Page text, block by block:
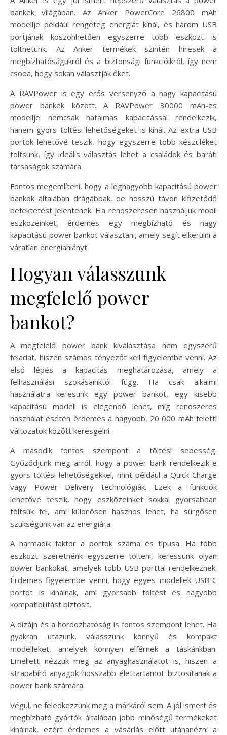
bankek világában. Az Anker PowerCore 26800 mAh
modellje például rengeteg energiát kínál, és három USB
portjának köszönhetően egyszerre több eszközt is
tölthetünk. Az Anker termékek szintén híresek a
megbízhatóságukról és a biztonsági funkcióikról, így nem
csoda, hogy sokan választják őket.
A RAVPower is egy erős versenyző a nagy kapacitású
power bankek között. A RAVPower 30000 mAh-es
modellje nemcsak hatalmas kapacitással rendelkezik,
hanem gyors töltési lehetőségeket is kínál. Az extra USB
portok lehetővé teszik, hogy egyszerre több készüléket
töltsünk, így ideális választás lehet a családok és baráti
társaságok számára.
Fontos megemlíteni, hogy a legnagyobb kapacitású power
bankok általában drágábbak, de hosszú távon kifizetődő
befektetést jelentenek. Ha rendszeresen használjuk mobil
eszközeinket, érdemes egy megbízható és nagy
kapacitású power bankot választani, amely segít elkerülni a
váratlan energiahiányt.
Hogyan válasszunk
megfelelő power
bankot?
A megfelelő power bank kiválasztása nem egyszerű
feladat, hiszen számos tényezőt kell figyelembe venni. Az
első lépés a kapacitás meghatározása, amely a
felhasználási szokásainktól függ. Ha csak alkalmi
használatra keresünk egy power bankot, egy kisebb
kapacitású modell is elegendő lehet, míg rendszeres
használat esetén érdemes a nagyobb, 20 000 mAh feletti
változatok között keresgélni.
A második fontos szempont a töltési sebesség.
Győződjünk meg arról, hogy a power bank rendelkezik-e
gyors töltési lehetőségekkel, mint például a Quick Charge
vagy Power Delivery technológiák. Ezek a funkciók
lehetővé teszik, hogy eszközeinket sokkal gyorsabban
töltsük fel, ami különösen hasznos lehet, ha sürgősen
szükségünk van az energiára.
A harmadik faktor a portok száma és típusa. Ha több
eszközt szeretnénk egyszerre tölteni, keressünk olyan
power bankokat, amelyek több USB porttal rendelkeznek.
Érdemes figyelembe venni, hogy egyes modellek USB-C
portot is kínálnak, ami gyorsabb töltést és nagyobb
kompatibilitást biztosít.
A dizájn és a hordozhatóság is fontos szempont lehet. Ha
gyakran utazunk, válasszunk könnyű és kompakt
modelleket, amelyek könnyen elférnek a táskánkban.
Emellett nézzük meg az anyaghasználatot is, hiszen a
strapabíró anyagok hosszabb élettartamot biztosítanak a
power bank számára.
Végül, ne feledkezzünk meg a márkáról sem. A jól ismert és
megbízható gyártók általában jobb minőségű termékeket
kínálnak, ezért érdemes a vásárlás előtt utánanézni a